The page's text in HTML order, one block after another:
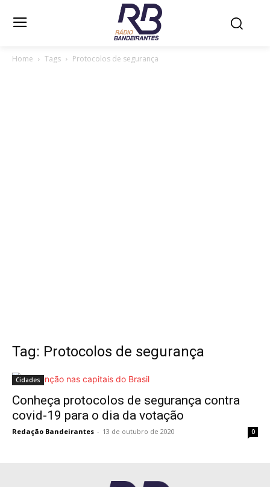
Home Tags Protocolos de segurança
Tag: Protocolos de segurança
Cidades
Conheça protocolos de segurança contra
covid-19 para o dia da votação
Redação Bandeirantes - 13 de outubro de 2020 0